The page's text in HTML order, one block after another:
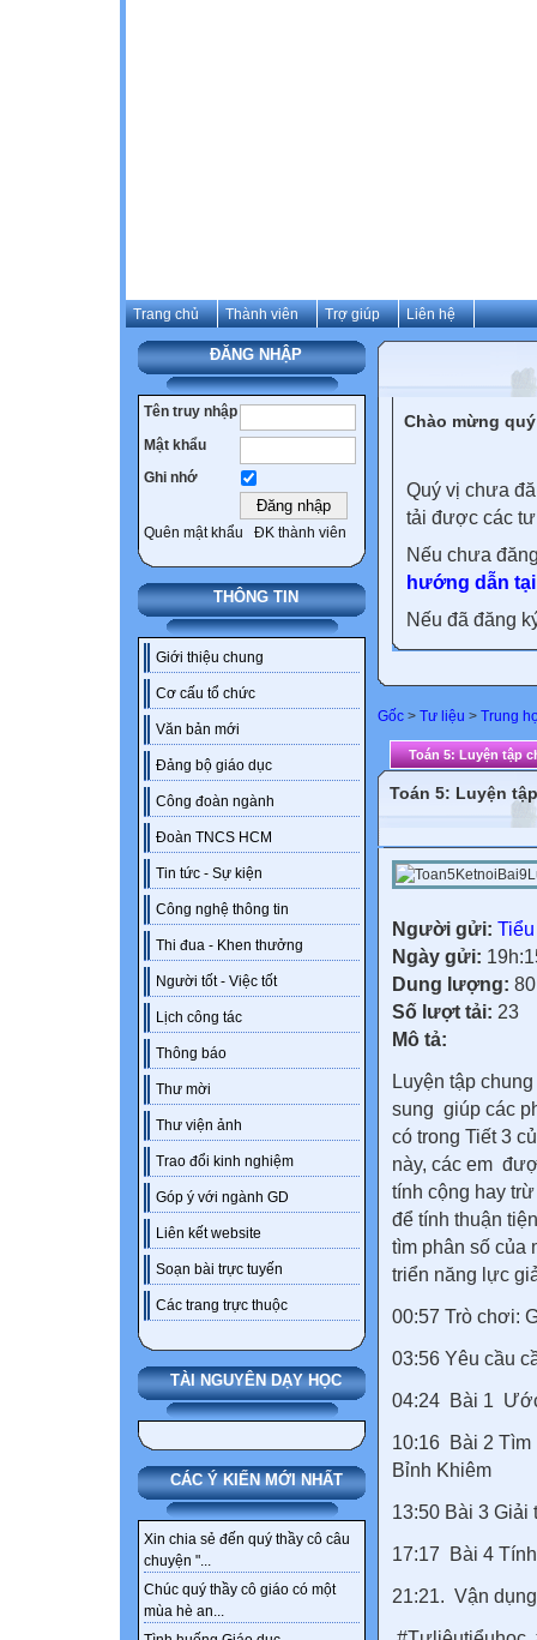
Trang chủ Thành viên Trợ giúp Liên hệ
ĐĂNG NHẬP
Tên truy nhập
Mật khẩu
Ghi nhớ
Quên mật khẩu ĐK thành viên
THÔNG TIN
Giới thiệu chung
Cơ cấu tổ chức
Văn bản mới
Đảng bộ giáo dục
Công đoàn ngành
Đoàn TNCS HCM
Tin tức - Sự kiện
Công nghệ thông tin
Thi đua - Khen thưởng
Người tốt - Việc tốt
Lịch công tác
Thông báo
Thư mời
Thư viện ảnh
Trao đổi kinh nghiệm
Góp ý với ngành GD
Liên kết website
Soạn bài trực tuyến
Các trang trực thuộc
TÀI NGUYÊN DẠY HỌC
CÁC Ý KIẾN MỚI NHẤT
Xin chia sẻ đến quý thầy cô câu
chuyện "...
Chúc quý thầy cô giáo có một
mùa hè an...
Chào mừng
Quý vị chưa
tải được các
Nếu chưa
hướng dẫn
Nếu đã đăng
Gốc > Tư liệu > Trung
Toán 5: Luyện tập
Toán 5: Luyện
Người gửi:
Ngày gửi:
Dung lượng:
Số lượt tải: 23
Mô tả:
Luyện tập
sung giúp các
có trong Tiết 3
này, các em
tính cộng hay
để tính thuận
tìm phân số của
triển năng lực
00:57 Trò chơi:
03:56 Yêu cầu
04:24 Bài 1
10:16 Bài 2 Tìm
Bỉnh Khiêm
13:50 Bài 3 Giải
17:17 Bài 4
21:21. Vận